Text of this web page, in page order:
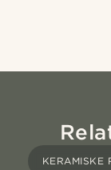
KERAMISKE